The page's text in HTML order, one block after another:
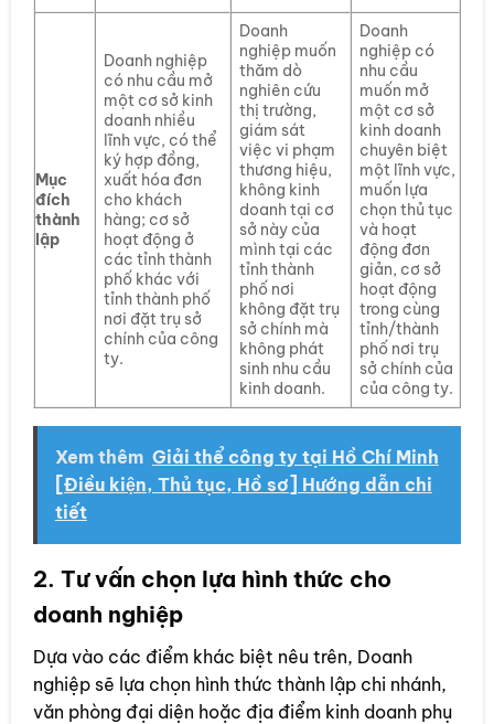
Mục
đích
thành
lập
Doanh nghiệp
có nhu cầu mở
một cơ sở kinh
doanh nhiều
lĩnh vực, có thể
ký hợp đồng,
xuất hóa đơn
cho khách
hàng; cơ sở
hoạt động ở
các tỉnh thành
phố khác với
tỉnh thành phố
nơi đặt trụ sở
chính của công
ty.
Doanh
nghiệp muốn
thăm dò
nghiên cứu
thị trường,
giám sát
việc vi phạm
thương hiệu,
không kinh
doanh tại cơ
sở này của
mình tại các
tỉnh thành
phố nơi
không đặt trụ
sở chính mà
không phát
sinh nhu cầu
kinh doanh.
Doanh
nghiệp có
nhu cầu
muốn mở
một cơ sở
kinh doanh
chuyên biệt
một lĩnh vực,
muốn lựa
chọn thủ tục
và hoạt
động đơn
giản, cơ sở
hoạt động
trong cùng
tỉnh/thành
phố nơi trụ
sở chính của
của công ty.
Xem thêm Giải thể công ty tại Hồ Chí Minh
[Điều kiện, Thủ tục, Hồ sơ] Hướng dẫn chi
tiết
2. Tư vấn chọn lựa hình thức cho
doanh nghiệp
Dựa vào các điểm khác biệt nêu trên, Doanh
nghiệp sẽ lựa chọn hình thức thành lập chi nhánh,
văn phòng đại diện hoặc địa điểm kinh doanh phụ